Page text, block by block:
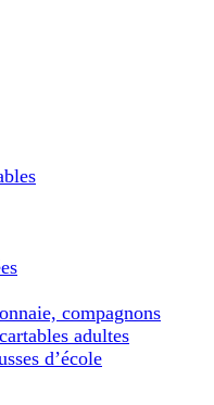
compagnons
adultes
d’école